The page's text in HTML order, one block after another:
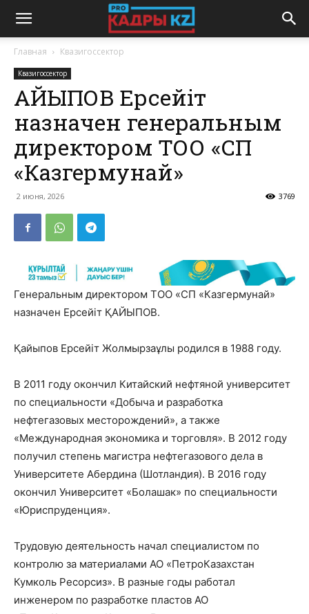
Главная Квазигоссектор
Квазигоссектор
ҚАЙЫПОВ Ерсейіт
назначен генеральным
директором ТОО «СП
«Казгермунай»
2 июня, 2026 3769
Генеральным директором ТОО «СП «Казгермунай»
назначен Ерсейіт ҚАЙЫПОВ.
Қайыпов Ерсейіт Жолмырзаұлы родился в 1988 году.
В 2011 году окончил Китайский нефтяной университет
по специальности «Добыча и разработка
нефтегазовых месторождений», а также
«Международная экономика и торговля». В 2012 году
получил степень магистра нефтегазового дела в
Университете Абердина (Шотландия). В 2016 году
окончил Университет «Болашак» по специальности
«Юриспруденция».
Трудовую деятельность начал специалистом по
контролю за материалами АО «ПетроКазахстан
Кумколь Ресорсиз». В разные годы работал
инженером по разработке пластов АО